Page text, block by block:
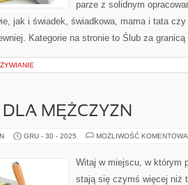
parze z solidnym
jak i świadek, świadkowa, mama i tata
Kategorie na stronie to Ślub za
DLA MĘŻCZYZN
GRU - 30 - 2025 MOŻLIWOŚĆ
Witaj w miejscu, w którym
stają się czymś więcej niż